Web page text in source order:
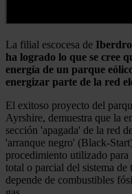
La filial escocesa de
ha logrado lo que se cree
energía de un parque
energizar parte de la red
El exitoso proyecto del
Ayrshire, demuestra que la
sección 'apagada' de la red
'arranque negro' (Black-
procedimiento utilizado para
total o parcial del sistema
depende de combustibles